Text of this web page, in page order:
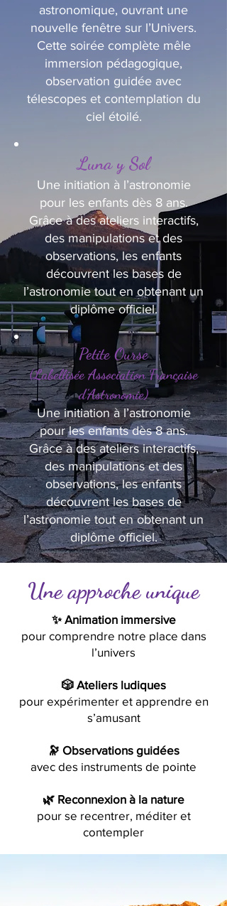
astronomique, ouvrant une
nouvelle fenêtre sur l’Univers.
Cette soirée complète mêle
immersion pédagogique,
observation guidée avec
télescopes et contemplation du
ciel étoilé.
Luna y Sol
Une initiation à l’astronomie
pour les enfants dès 8 ans.
Grâce à des ateliers interactifs,
des manipulations et des
observations, les enfants
découvrent les bases de
l’astronomie tout en obtenant un
diplôme officiel.
Petite Ourse
(Labellisée Association Française
d’Astronomie)
Une initiation à l’astronomie
pour les enfants dès 8 ans.
Grâce à des ateliers interactifs,
des manipulations et des
observations, les enfants
découvrent les bases de
l’astronomie tout en obtenant un
diplôme officiel.
Une approche unique
✨ Animation immersive
pour comprendre notre place dans
l’univers
🎲 Ateliers ludiques
pour expérimenter et apprendre en
s’amusant
🔭 Observations guidées
avec des instruments de pointe
🌿 Reconnexion à la nature
pour se recentrer, méditer et
contempler